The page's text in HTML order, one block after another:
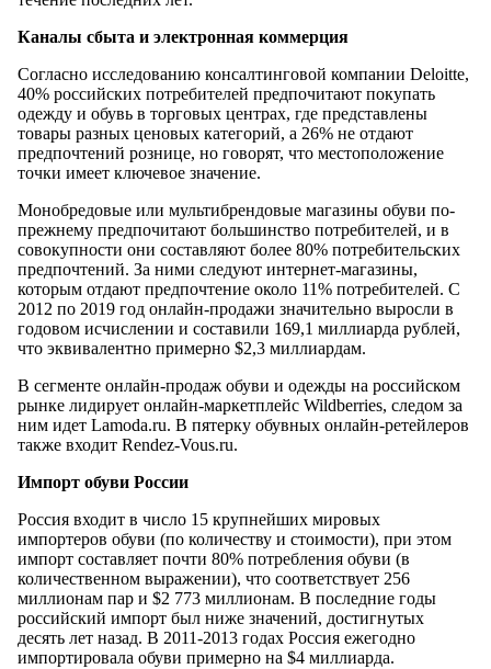
Каналы сбыта и электронная коммерция
Согласно исследованию консалтинговой компании Deloitte,
40% российских потребителей предпочитают покупать
одежду и обувь в торговых центрах, где представлены
товары разных ценовых категорий, а 26% не отдают
предпочтений рознице, но говорят, что местоположение
точки имеет ключевое значение.
Монобредовые или мультибрендовые магазины обуви по-
прежнему предпочитают большинство потребителей, и в
совокупности они составляют более 80% потребительских
предпочтений. За ними следуют интернет-магазины,
которым отдают предпочтение около 11% потребителей. С
2012 по 2019 год онлайн-продажи значительно выросли в
годовом исчислении и составили 169,1 миллиарда рублей,
что эквивалентно примерно $2,3 миллиардам.
В сегменте онлайн-продаж обуви и одежды на российском
рынке лидирует онлайн-маркетплейс Wildberries, следом за
ним идет Lamoda.ru. В пятерку обувных онлайн-ретейлеров
также входит Rendez-Vous.ru.
Импорт обуви России
Россия входит в число 15 крупнейших мировых
импортеров обуви (по количеству и стоимости), при этом
импорт составляет почти 80% потребления обуви (в
количественном выражении), что соответствует 256
миллионам пар и $2 773 миллионам. В последние годы
российский импорт был ниже значений, достигнутых
десять лет назад. В 2011-2013 годах Россия ежегодно
импортировала обуви примерно на $4 миллиарда.